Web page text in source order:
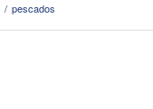
/ pescados